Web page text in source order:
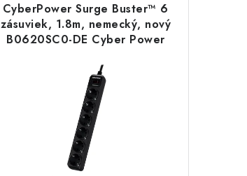
CyberPower Surge Buster™ 6
zásuviek, 1.8m, nemecký, nový
B0620SC0-DE Cyber Power